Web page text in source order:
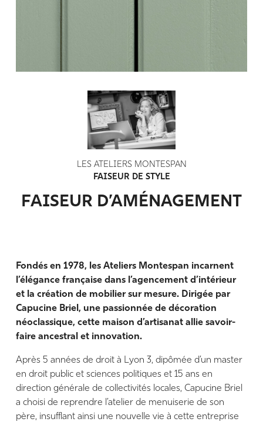
LES ATELIERS MONTESPAN
FAISEUR DE STYLE
FAISEUR D’AMÉNAGEMENT
Fondés en 1978, les Ateliers Montespan incarnent
l’élégance française dans l’agencement d’intérieur
et la création de mobilier sur mesure. Dirigée par
Capucine Briel, une passionnée de décoration
néoclassique, cette maison d’artisanat allie savoir-
faire ancestral et innovation.
Après 5 années de droit à Lyon 3, dipômée d’un master
en droit public et sciences politiques et 15 ans en
direction générale de collectivités locales, Capucine Briel
a choisi de reprendre l’atelier de menuiserie de son
père, insufflant ainsi une nouvelle vie à cette entreprise